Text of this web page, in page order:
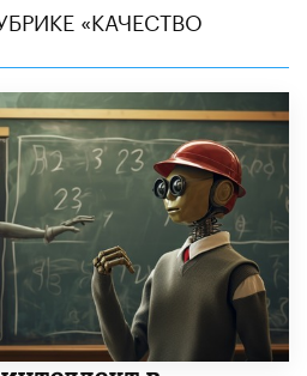
«КАЧЕСТВО